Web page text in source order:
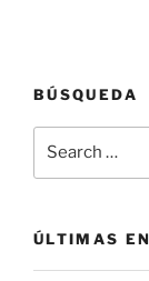
BÚSQUEDA
ÚLTIMAS